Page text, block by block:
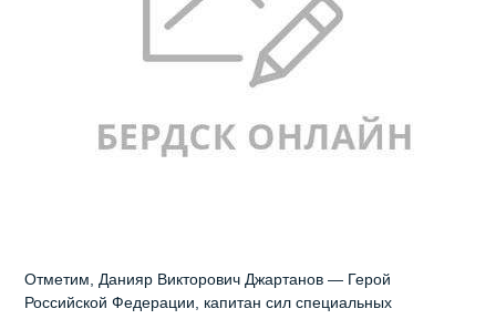
Отметим, Данияр Викторович Джартанов — Герой
Российской Федерации, капитан сил специальных